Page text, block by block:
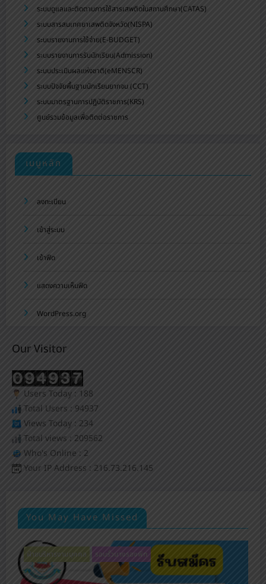
ระบบดูแลและติดตามการใช้สารเสพติดในสถานศึกษา(CATAS)
ระบบสารสนเทศยาเสพติดจังหวัด(NISPA)
ระบบรายงานการใช้จ่าย(E-BUDGET)
ระบบรายงานการรับนักเรียน(Admission)
ระบบประเมินผลแห่งชาติ(eMENSCR)
ระบบปัจจัยพื้นฐานนักเรียนยากจน (CCT)
ระบบมาตรฐานการปฏิบัติราชการ(KRS)
ศูนย์รวมข้อมูลเพื่อติดต่อราชการ
เมนูหลัก
ลงทะเบียน
เข้าสู่ระบบ
เข้าฟีด
แสดงความเห็นฟีด
WordPress.org
Our Visitor
Users Today : 188
Total Users : 94937
Views Today : 234
Total views : 209562
Who's Online : 2
Your IP Address : 216.73.216.145
You May Have Missed
ฝ่ายบริหารงานบุคคล รอบรั้วนางรองพิท